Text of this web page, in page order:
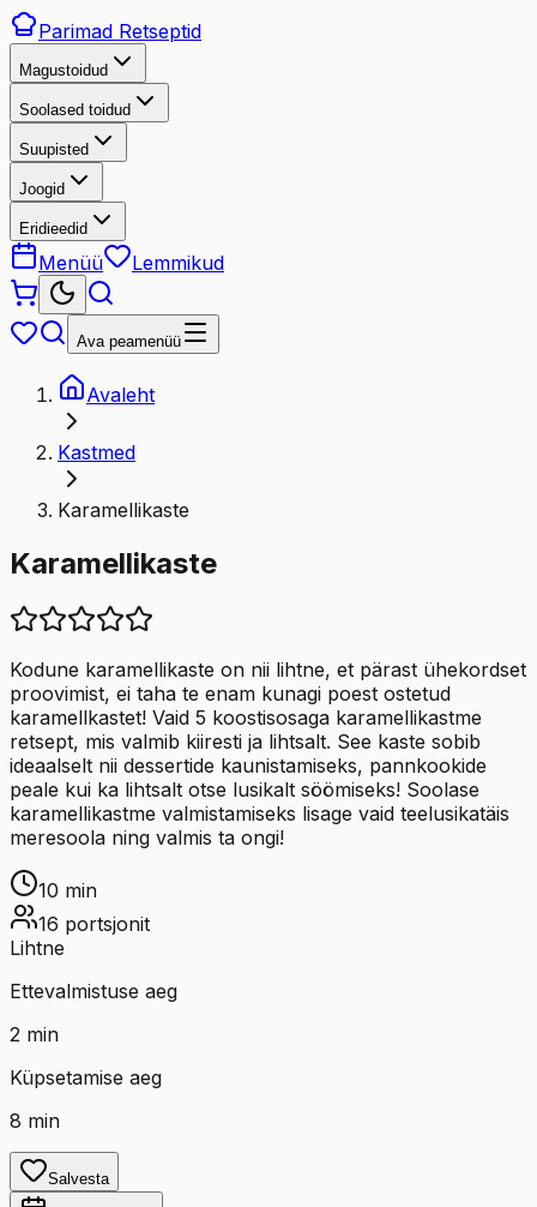
Parimad Retseptid
Magustoidud
Soolased toidud
Suupisted
Joogid
Eridieedid
Menüü Lemmikud
Ava peamenüü
Avaleht
Kastmed
Karamellikaste
Karamellikaste
Kodune karamellikaste on nii lihtne, et pärast ühekordset
proovimist, ei taha te enam kunagi poest ostetud
karamellkastet! Vaid 5 koostisosaga karamellikastme
retsept, mis valmib kiiresti ja lihtsalt. See kaste sobib
ideaalselt nii dessertide kaunistamiseks, pannkookide
peale kui ka lihtsalt otse lusikalt söömiseks! Soolase
karamellikastme valmistamiseks lisage vaid teelusikatäis
meresoola ning valmis ta ongi!
10 min
16 portsjonit
Lihtne
Ettevalmistuse aeg
2 min
Küpsetamise aeg
8 min
Salvesta